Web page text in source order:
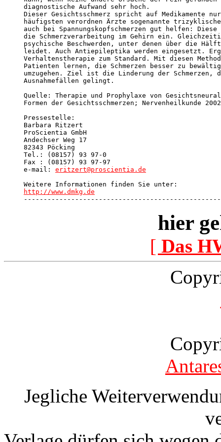
diagnostische Aufwand sehr hoch.
Dieser Gesichtsschmerz spricht auf Medikamente
häufigsten verordnen Ärzte sogenannte
auch bei Spannungskopfschmerzen gut helfen:
die Schmerzverarbeitung im Gehirn ein.
psychische Beschwerden, unter denen über die
leidet. Auch Antiepileptika werden eingesetzt.
Verhaltenstherapie zum Standard. Mit diesen
Patienten lernen, die Schmerzen besser zu
umzugehen. Ziel ist die Linderung der Schmerzen,
Ausnahmefällen gelingt.
Quelle: Therapie und Prophylaxe von
Formen der Gesichtsschmerzen; Nervenheilkunde
Pressestelle:
Barbara Ritzert
ProScientia GmbH
Andechser Weg 17
82343 Pöcking
Tel.: (08157) 93 97-0
Fax : (08157) 93 97-97
e-mail: eritzert@proscientia.de
http://www.dmkg.de
hier
[ Das
Jegliche